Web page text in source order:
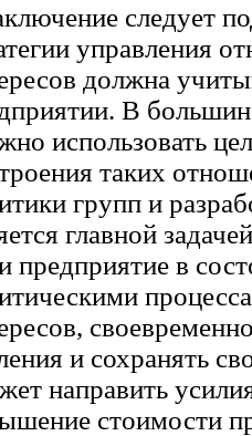
следует
управления
должна
В
использовать
таких
групп и
главной
предприятие в
и сохранять
направить
стоимости